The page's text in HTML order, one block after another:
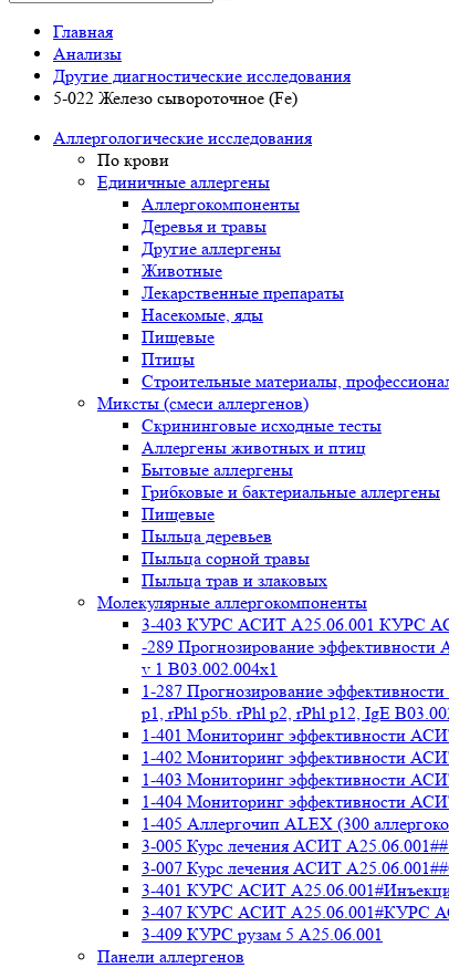
Главная
Анализы
Другие диагностические исследования
5-022 Железо сывороточное (Fe)
Аллергологические исследования
По крови
Единичные аллергены
Аллергокомпоненты
Деревья и травы
Другие аллергены
Животные
Лекарственные препараты
Насекомые, яды
Пищевые
Птицы
Строительные материалы,
Миксты (смеси аллергенов)
Cкрининговые исходные тесты
Аллергены животных и птиц
Бытовые аллергены
Грибковые и бактериальные аллергены
Пищевые
Пыльца деревьев
Пыльца сорной травы
Пыльца трав и злаковых
Молекулярные аллергокомпоненты
3-403 КУРС АСИТ А25.06.001 КУРС
-289 Прогнозирование
v 1 В03.002.004x1
1-287 Прогнозирование
p1, rPhl p5b. rPhl p2, rPhl p12, IgE
1-401 Мониторинг эффективности
1-402 Мониторинг эффективности
1-403 Мониторинг эффективности
1-404 Мониторинг эффективности
1-405 Аллергочип ALEX (300
3-005 Курс лечения АСИТ
3-007 Курс лечения АСИТ
3-401 КУРС АСИТ
3-407 КУРС АСИТ А25.06.001#КУРС
3-409 КУРС рузам 5 А25.06.001
Панели аллергенов